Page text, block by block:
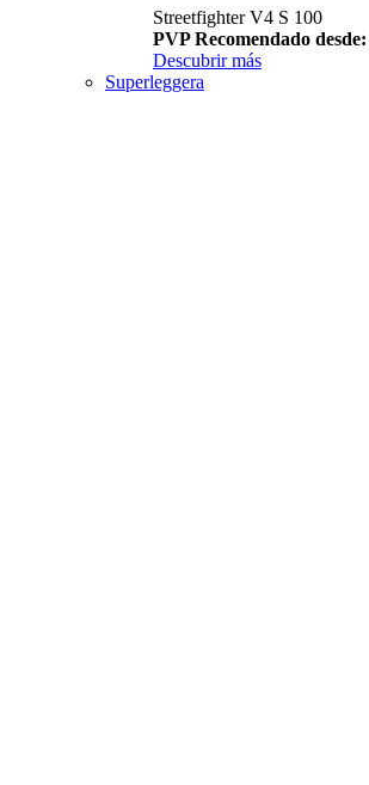
Streetfighter V4 S 100
PVP Recomendado
Descubrir más
Superleggera